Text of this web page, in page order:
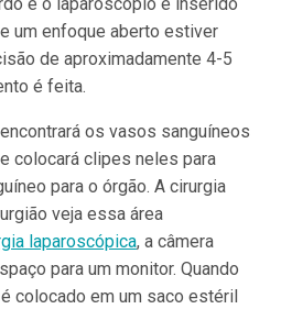
um enfoque aberto estiver
de aproximadamente 4-5
é feita.
os vasos sanguíneos
colocará clipes neles para
para o órgão. A cirurgia
veja essa área
laparoscópica, a câmera
para um monitor. Quando
colocado em um saco estéril